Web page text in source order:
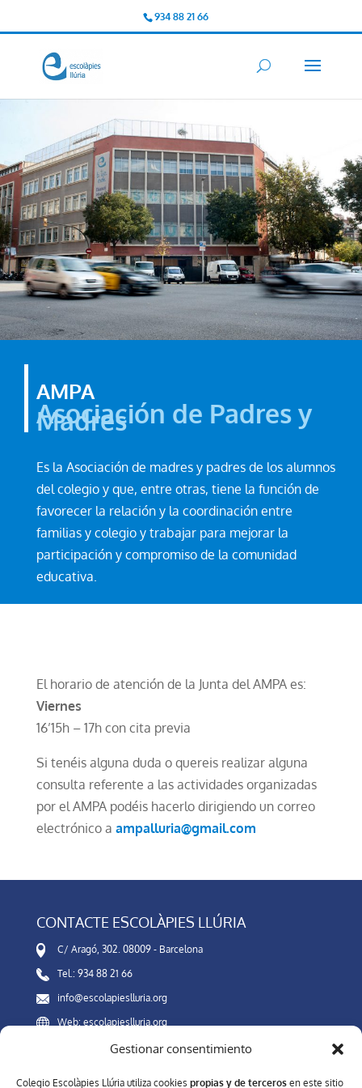
Gestionar consentimiento
Colegio Escolàpies Llúria utiliza cookies propias y de terceros en este sitio
934 88 21 66
AMPA
Asociación de Padres y
Madres
Es la Asociación de madres y padres de los alumnos
del colegio y que, entre otras, tiene la función de
favorecer la relación y la coordinación entre
familias y colegio y trabajar para mejorar la
participación y compromiso de la comunidad
educativa.
El horario de atención de la Junta del AMPA es:
Viernes
16’15h – 17h con cita previa
Si tenéis alguna duda o quereis realizar alguna
consulta referente a las actividades organizadas
por el AMPA podéis hacerlo dirigiendo un correo
electrónico a ampalluria@gmail.com
CONTACTE ESCOLÀPIES LLÚRIA
C/ Aragó, 302. 08009 - Barcelona
Tel.: 934 88 21 66
info@escolapieslluria.org
Web: escolapieslluria.org
Canal Interno de Información